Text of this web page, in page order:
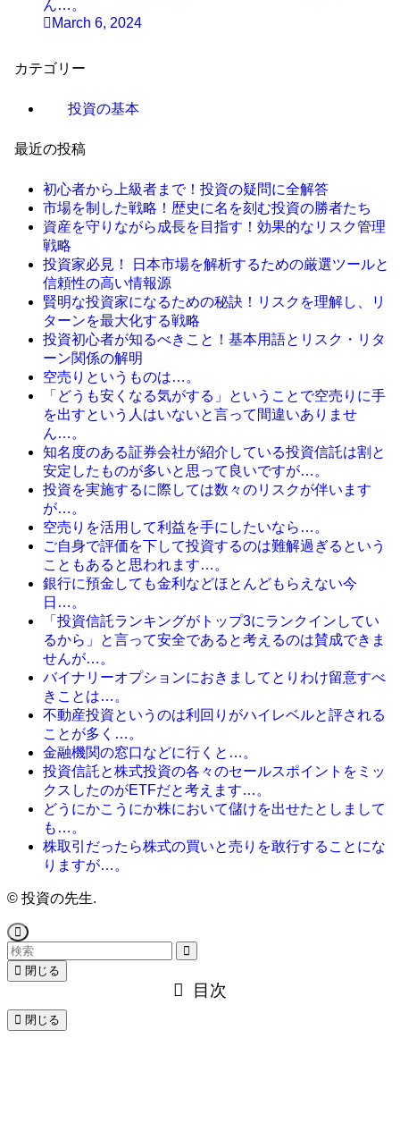
ん…。
March 6, 2024
カテゴリー
投資の基本
最近の投稿
初心者から上級者まで！投資の疑問に全解答
市場を制した戦略！歴史に名を刻む投資の勝者たち
資産を守りながら成長を目指す！効果的なリスク管理
戦略
投資家必見！ 日本市場を解析するための厳選ツールと
信頼性の高い情報源
賢明な投資家になるための秘訣！リスクを理解し、リ
ターンを最大化する戦略
投資初心者が知るべきこと！基本用語とリスク・リタ
ーン関係の解明
空売りというものは…。
「どうも安くなる気がする」ということで空売りに手
を出すという人はいないと言って間違いありませ
ん…。
知名度のある証券会社が紹介している投資信託は割と
安定したものが多いと思って良いですが…。
投資を実施するに際しては数々のリスクが伴います
が…。
空売りを活用して利益を手にしたいなら…。
ご自身で評価を下して投資するのは難解過ぎるという
こともあると思われます…。
銀行に預金しても金利などほとんどもらえない今
日…。
「投資信託ランキングがトップ3にランクインしてい
るから」と言って安全であると考えるのは賛成できま
せんが…。
バイナリーオプションにおきましてとりわけ留意すべ
きことは…。
不動産投資というのは利回りがハイレベルと評される
ことが多く…。
金融機関の窓口などに行くと…。
投資信託と株式投資の各々のセールスポイントをミッ
クスしたのがETFだと考えます…。
どうにかこうにか株において儲けを出せたとしまして
も…。
株取引だったら株式の買いと売りを敢行することにな
りますが…。
© 投資の先生.
閉じる
目次
閉じる